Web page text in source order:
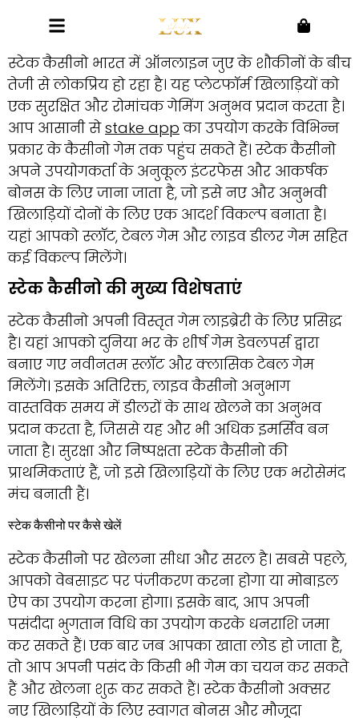
स्टेक कैसीनो भारत में ऑनलाइन जुए के शौकीनों के बीच
तेजी से लोकप्रिय हो रहा है। यह प्लेटफॉर्म खिलाड़ियों को
एक सुरक्षित और रोमांचक गेमिंग अनुभव प्रदान करता है।
आप आसानी सेstake app का उपयोग करके विभिन्न
प्रकार के कैसीनो गेम तक पहुंच सकते हैं। स्टेक कैसीनो
अपने उपयोगकर्ता के अनुकूल इंटरफेस और आकर्षक
बोनस के लिए जाना जाता है, जो इसे नए और अनुभवी
खिलाड़ियों दोनों के लिए एक आदर्श विकल्प बनाता है।
यहां आपको स्लॉट, टेबल गेम और लाइव डीलर गेम सहित
कई विकल्प मिलेंगे।
स्टेक कैसीनो की मुख्य विशेषताएं
स्टेक कैसीनो अपनी विस्तृत गेम लाइब्रेरी के लिए प्रसिद्ध
है। यहां आपको दुनिया भर के शीर्ष गेम डेवलपर्स द्वारा
बनाए गए नवीनतम स्लॉट और क्लासिक टेबल गेम
मिलेंगे। इसके अतिरिक्त, लाइव कैसीनो अनुभाग
वास्तविक समय में डीलरों के साथ खेलने का अनुभव
प्रदान करता है, जिससे यह और भी अधिक इमर्सिव बन
जाता है। सुरक्षा और निष्पक्षता स्टेक कैसीनो की
प्राथमिकताएं हैं, जो इसे खिलाड़ियों के लिए एक भरोसेमंद
मंच बनाती हैं।
स्टेक कैसीनो पर कैसे खेलें
स्टेक कैसीनो पर खेलना सीधा और सरल है। सबसे पहले,
आपको वेबसाइट पर पंजीकरण करना होगा या मोबाइल
ऐप का उपयोग करना होगा। इसके बाद, आप अपनी
पसंदीदा भुगतान विधि का उपयोग करके धनराशि जमा
कर सकते हैं। एक बार जब आपका खाता लोड हो जाता है,
तो आप अपनी पसंद के किसी भी गेम का चयन कर सकते
हैं और खेलना शुरू कर सकते हैं। स्टेक कैसीनो अक्सर
नए खिलाड़ियों के लिए स्वागत बोनस और मौजूदा